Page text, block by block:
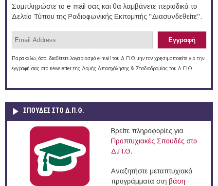
Συμπληρώστε το e-mail σας και θα λαμβάνετε περιοδικά το
Δελτίο Τύπου της Ραδιοφωνικής Εκπομπής "Διασυνδεθείτε".
Παρακαλώ, όσοι διαθέτετε λογαριασμό e-mail του Δ.Π.Θ μην τον χρησιμοποιείτε για την
εγγραφή σας στο newsletter της Δομής Απασχόλησης & Σταδιοδρομίας του Δ.Π.Θ.
ΣΠΟΥΔΈΣ ΣΤΟ Δ.Π.Θ.
Βρείτε πληροφορίες για
Προπτυχιακές Σπουδές στο
Δ.Π.Θ.
Αναζητήστε μεταπτυχιακά
προγράμματα στη βάση